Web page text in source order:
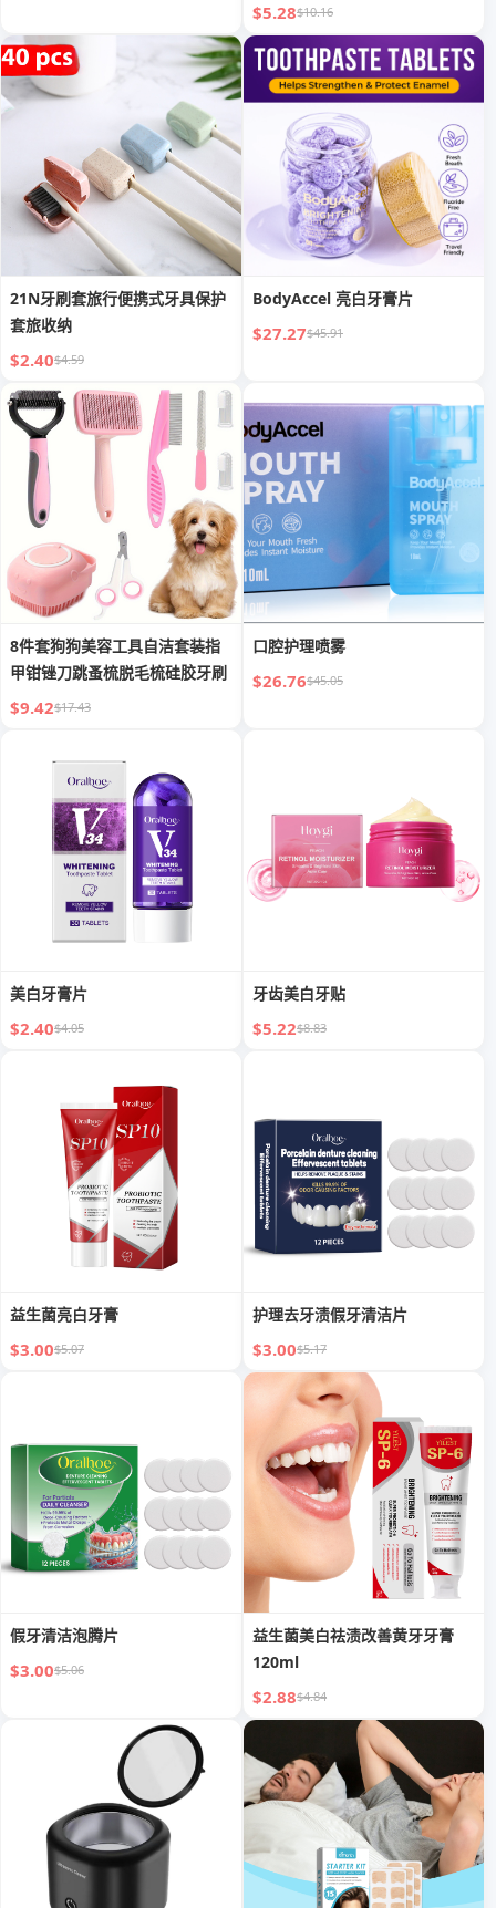
$5.28$10.16
21N牙刷套旅行便携式牙具保护
套旅收纳
$2.40$4.59
BodyAccel 亮白牙膏片
$27.27$45.91
8件套狗狗美容工具自洁套装指
甲钳锉刀跳蚤梳脱毛梳硅胶牙刷
$9.42$17.43
口腔护理喷雾
$26.76$45.05
美白牙膏片
$2.40$4.05
牙齿美白牙贴
$5.22$8.83
益生菌亮白牙膏
$3.00$5.07
护理去牙渍假牙清洁片
$3.00$5.17
假牙清洁泡腾片
$3.00$5.06
益生菌美白祛渍改善黄牙牙膏
120ml
$2.88$4.84